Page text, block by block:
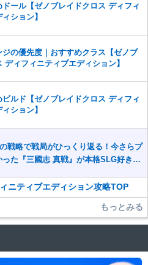
ール【ゼノブレイドクロス ディフィ
ション】
ジの優先度｜おすすめクラス【ゼノブ
ディフィニティブエディション】
ルド【ゼノブレイドクロス ディフィ
ション】
戦略で戦局がひっくり返る！今さらプ
った『三國志 真戦』が本格SLG好きを
ニティブエディション攻略TOP
もっとみる